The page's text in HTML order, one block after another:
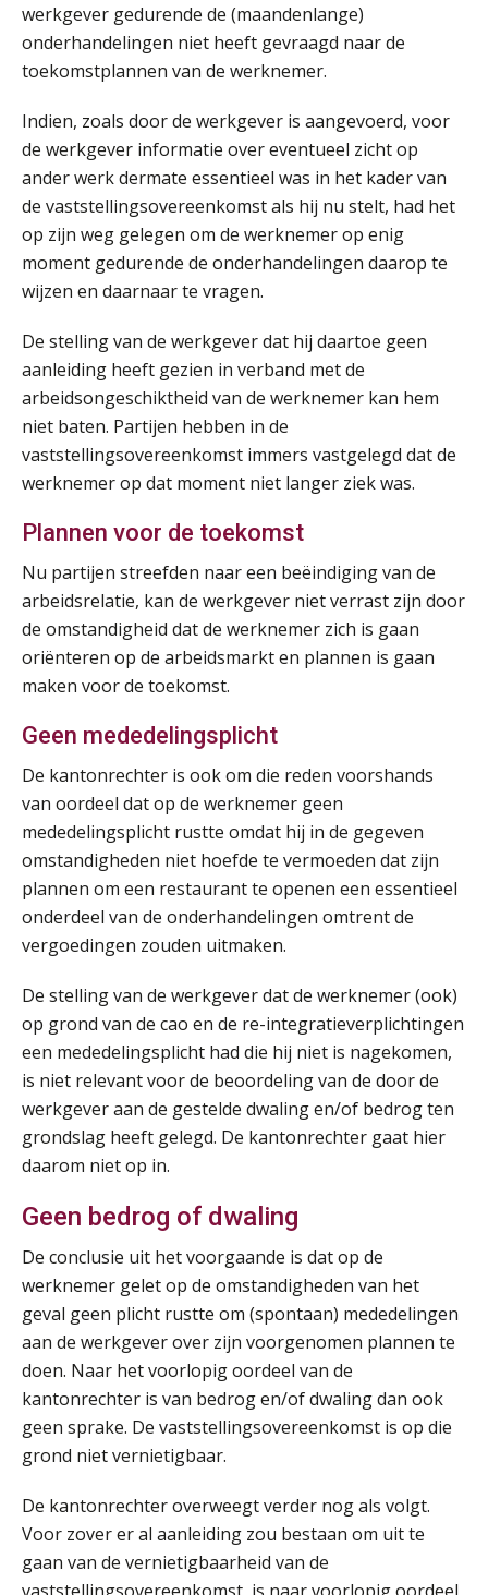
werkgever gedurende de (maandenlange)
onderhandelingen niet heeft gevraagd naar de
toekomstplannen van de werknemer.
Indien, zoals door de werkgever is aangevoerd, voor
de werkgever informatie over eventueel zicht op
ander werk dermate essentieel was in het kader van
de vaststellingsovereenkomst als hij nu stelt, had het
op zijn weg gelegen om de werknemer op enig
moment gedurende de onderhandelingen daarop te
wijzen en daarnaar te vragen.
De stelling van de werkgever dat hij daartoe geen
aanleiding heeft gezien in verband met de
arbeidsongeschiktheid van de werknemer kan hem
niet baten. Partijen hebben in de
vaststellingsovereenkomst immers vastgelegd dat de
werknemer op dat moment niet langer ziek was.
Plannen voor de toekomst
Nu partijen streefden naar een beëindiging van de
arbeidsrelatie, kan de werkgever niet verrast zijn door
de omstandigheid dat de werknemer zich is gaan
oriënteren op de arbeidsmarkt en plannen is gaan
maken voor de toekomst.
Geen mededelingsplicht
De kantonrechter is ook om die reden voorshands
van oordeel dat op de werknemer geen
mededelingsplicht rustte omdat hij in de gegeven
omstandigheden niet hoefde te vermoeden dat zijn
plannen om een restaurant te openen een essentieel
onderdeel van de onderhandelingen omtrent de
vergoedingen zouden uitmaken.
De stelling van de werkgever dat de werknemer (ook)
op grond van de cao en de re-integratieverplichtingen
een mededelingsplicht had die hij niet is nagekomen,
is niet relevant voor de beoordeling van de door de
werkgever aan de gestelde dwaling en/of bedrog ten
grondslag heeft gelegd. De kantonrechter gaat hier
daarom niet op in.
Geen bedrog of dwaling
De conclusie uit het voorgaande is dat op de
werknemer gelet op de omstandigheden van het
geval geen plicht rustte om (spontaan) mededelingen
aan de werkgever over zijn voorgenomen plannen te
doen. Naar het voorlopig oordeel van de
kantonrechter is van bedrog en/of dwaling dan ook
geen sprake. De vaststellingsovereenkomst is op die
grond niet vernietigbaar.
De kantonrechter overweegt verder nog als volgt.
Voor zover er al aanleiding zou bestaan om uit te
gaan van de vernietigbaarheid van de
25
AUG
MOCuitgevers
25
AUG
Summercourse: Een mindset die kansen ziet en vertrouwen geeft
MOCuitgevers
25
AUG
Summercourse: Kiezen wat bij je past, loslaten wat je niet verder helpt
MOCuitgevers
25
25
AUG
MOCuitgevers
AUG
Summercourse Internationaal/grensoverschrijdend werken
MOCuitgevers
26
AUG
Markus Verbeek Praehep
AUG
Summercourse Impact en invloed van AI op de salarisverwerking (basis)
MOCuitgevers
27
28
AUG
MOCuitgevers
28
Opfriscursus VPS (NIRPA PE)
Markus Verbeek Praehep
31
AUG
Praktijkdiploma Loonadministratie (PDL®)
Markus Verbeek Praehep
01
SEP
Cursus Van salarisadministrateur naar beloningsadviseur (basis)
MOCuitgevers
03
07
SEP
Online cursus Bedingen in de arbeidsovereenkomst
MOCuitgevers
08
SEP
Online Excel training voor de salarisadministrateur (verdieping)
MOCuitgevers
08
SEP
Tweedaagse online Excel training voor de salarisadministrateur (verdieping, specialisatie en AI)
MOCuitgevers
09
SEP
Cursus Samenwerken financiële- en salarisadministratie
MOCuitgevers